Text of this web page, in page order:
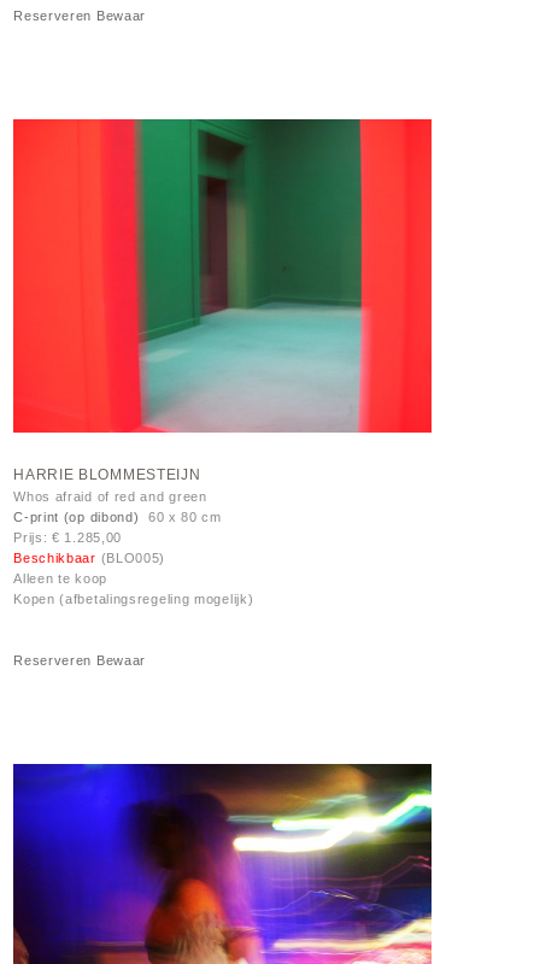
Reserveren Bewaar
HARRIE BLOMMESTEIJN
Whos afraid of red and green
C-print (op dibond)
60 x 80 cm
Prijs: € 1.285,00
Beschikbaar (BLO005)
Alleen te koop
Kopen (afbetalingsregeling mogelijk)
Reserveren Bewaar